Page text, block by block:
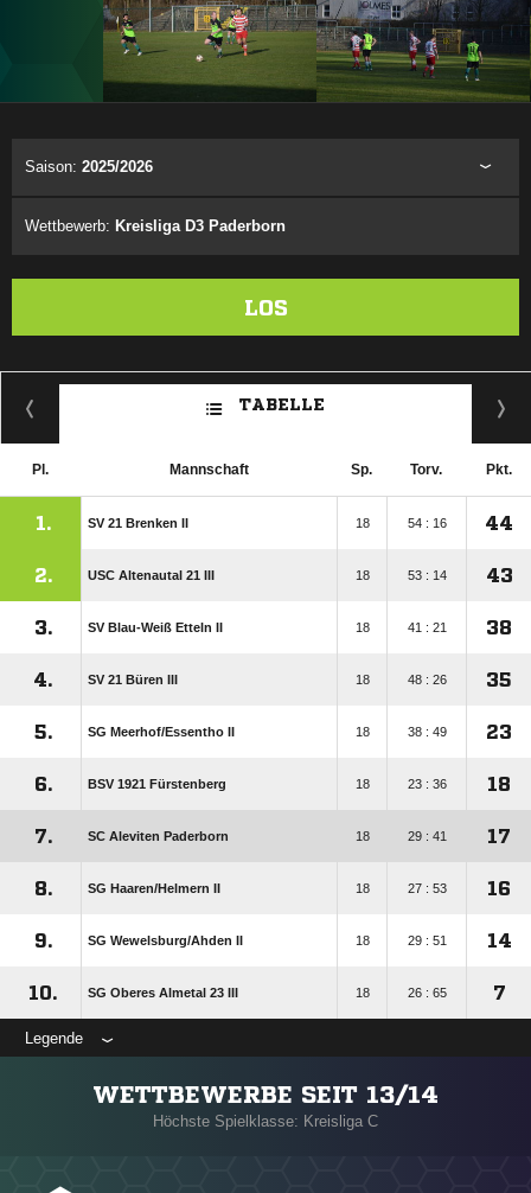
Saison: 2025/2026
Wettbewerb: Kreisliga D3 Paderborn
LOS
TABELLE
Pl. Mannschaft Sp. Torv. Pkt.
1. SV 21 Brenken II 18 54 : 16 44
2. USC Altenautal 21 III 18 53 : 14 43
3. SV Blau-Weiß Etteln II 18 41 : 21 38
4. SV 21 Büren III 18 48 : 26 35
5. SG Meerhof/​Essentho II 18 38 : 49 23
6. BSV 1921 Fürstenberg 18 23 : 36 18
7. SC Aleviten Paderborn 18 29 : 41 17
8. SG Haaren/​Helmern II 18 27 : 53 16
9. SG Wewelsburg/​Ahden II 18 29 : 51 14
10. SG Oberes Almetal 23 III 18 26 : 65 7
Legende
WETTBEWERBE SEIT 13/14
Höchste Spielklasse: Kreisliga C